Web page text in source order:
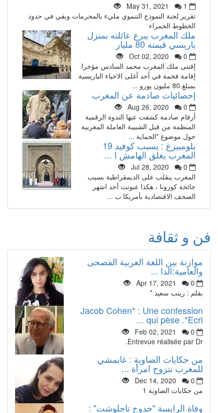
May 31, 2021
1
تقرير لجنة النموذج التنموي مليء بالمحرمات وبقي في حدود
الخطوط الحمراء
ملك المغرب يبرع عائلته بمنزل
باريسي قيمته 80 مليار
Oct 02, 2020
0
إقتنى ملك المغرب محمد السادس مؤخرا
إقامة فخمة في أحد أغلى الاحياء الباريسية
بمبلغ 80 مليون يورو ...
إحصائيات صادمة عن المغرب
Aug 26, 2020
0
أرقام صادمة كشفت عنها الندوة الرقمية
المنظمة من قبل الشبيبة العاملة المغربية
حول موضوع "الحماية ...
بلومبيرغ : بسبب كوفيد 19
المغرب يغلق الهامش ا ...
Jul 28, 2020
0
المغرب ينقلب على الديمقراطية بسبب
جائحة كورونا ، هكذا عنونت أحد اشهر
الصحف الاقتصادية بأمريكا ب ...
فن و ثقافة
موازنة بين اللغة العربية الفصحى
والعامية:الدا ...
Apr 17, 2021
0
بقلم : زينب سعيد *
Jacob Cohen* : Une confession
qui pèse .*Ecri ...
Feb 02, 2021
0
Entrevue réalisée par Dr.
من حكايات الضاوية : غانمشي
للمغرب نتزوج امرأة ...
Dec 14, 2020
0
من حكايات الضاوية 1
وفاة الرايسة "خدوج تاحلوشت" :